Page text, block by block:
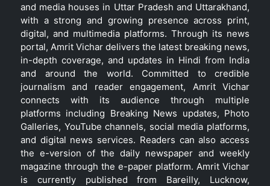
and media houses in Uttar Pradesh and Uttarakhand,
with a strong and growing presence across print,
digital, and multimedia platforms. Through its news
portal, Amrit Vichar delivers the latest breaking news,
in-depth coverage, and updates in Hindi from India
and around the world. Committed to credible
journalism and reader engagement, Amrit Vichar
connects with its audience through multiple
platforms including Breaking News updates, Photo
Galleries, YouTube channels, social media platforms,
and digital news services. Readers can also access
the e-version of the daily newspaper and weekly
magazine through the e-paper platform. Amrit Vichar
is currently published from Bareilly, Lucknow,